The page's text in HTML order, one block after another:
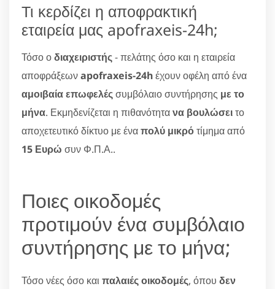
Τι κερδίζει η αποφρακτική
εταιρεία μας apofraxeis-24h;
Τόσο οδιαχειριστής- πελάτης όσο και η εταιρεία
αποφράξεωνapofraxeis-24hέχουν οφέλη από ένα
αμοιβαία επωφελέςσυμβόλαιο συντήρησης με το
μήνα. Εκμηδενίζεται η πιθανότητανα βουλώσειτο
αποχετευτικό δίκτυο με έναπολύ μικρότίμημα από
15 Ευρώ συν Φ.Π.Α..
Ποιες οικοδομές
προτιμούν ένα συμβόλαιο
συντήρησης με το μήνα;
Τόσο νέες όσο και παλαιές οικοδομές, όπου δεν